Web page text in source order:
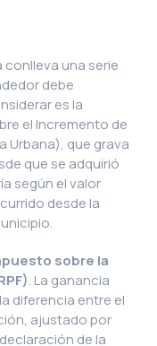
conlleva una serie
debe
es la
el Incremento de
Urbana), que grava
que se adquirió
según el valor
desde la
sobre la
. La ganancia
diferencia entre el
ajustado por
de la